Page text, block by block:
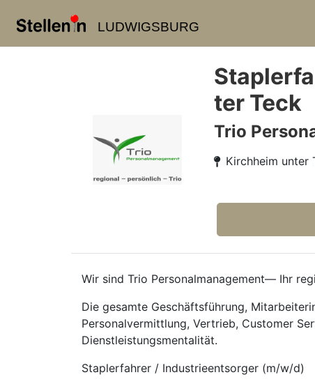
LUDWIGSBURG
ter Teck
Trio
Kirchheim unter
Wir sind Trio Personalmanagement— Ihr
Die gesamte Geschäftsführung,
Personalvermittlung, Vertrieb, Customer
Dienstleistungsmentalität.
Staplerfahrer / Industrieentsorger (m/w/d)